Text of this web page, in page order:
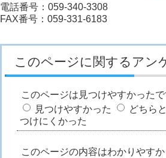
電話番号：059-340-3308
FAX番号：059-331-6183
このページに関するアン
このページは見つけやすかったで
見つけやすかった
どちら
つけにくかった
このページの内容はわかりやす